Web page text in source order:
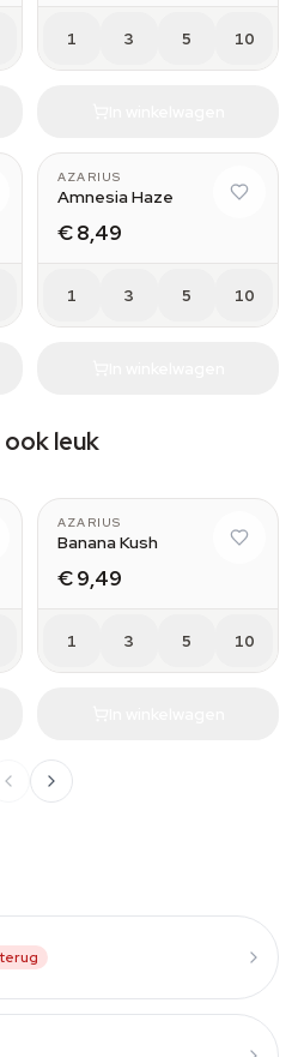
1 3 5 10
AZARIUS
Amnesia Haze
€ 8,49
1 3 5 10
ook leuk
AZARIUS
Banana Kush
€ 9,49
1 3 5 10